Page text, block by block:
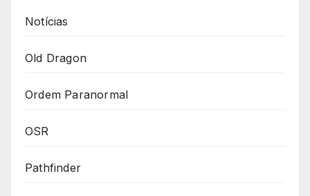
Notícias
Old Dragon
Ordem Paranormal
OSR
Pathfinder